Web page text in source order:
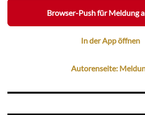
Browser-Push für Meldung
In der App öffnen
Autorenseite: